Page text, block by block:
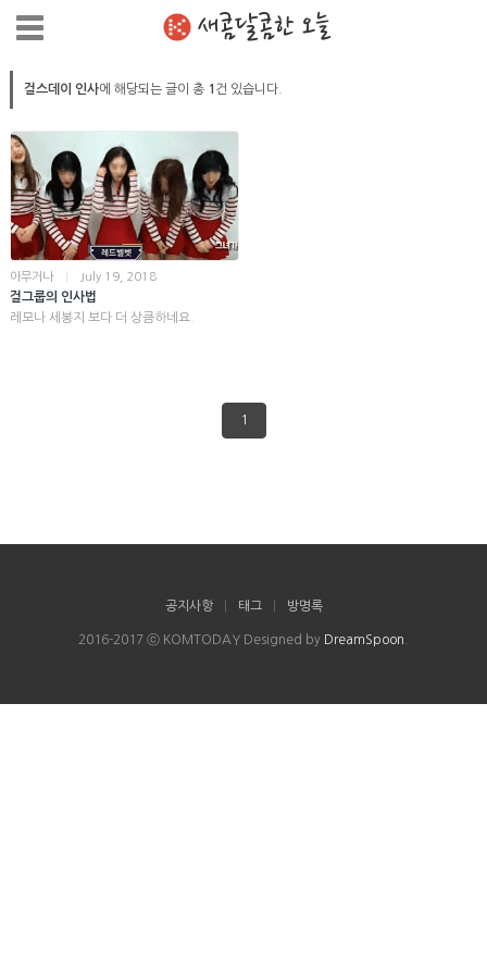
새콤달콤한 오늘
걸스데이 인사에 해당되는 글이 총 1 건 있습니다.
아무거나 July 19, 2018
걸그룹의 인사법
레모나 세봉지 보다 더 상큼하네요.
1
공지사항 태그 방명록
2016-2017 ⓒ KOMTODAY Designed by DreamSpoon